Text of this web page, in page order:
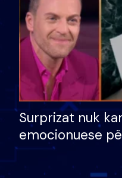
Surprizat nuk
emocionuese
nëna dhe
nuk i mban dot